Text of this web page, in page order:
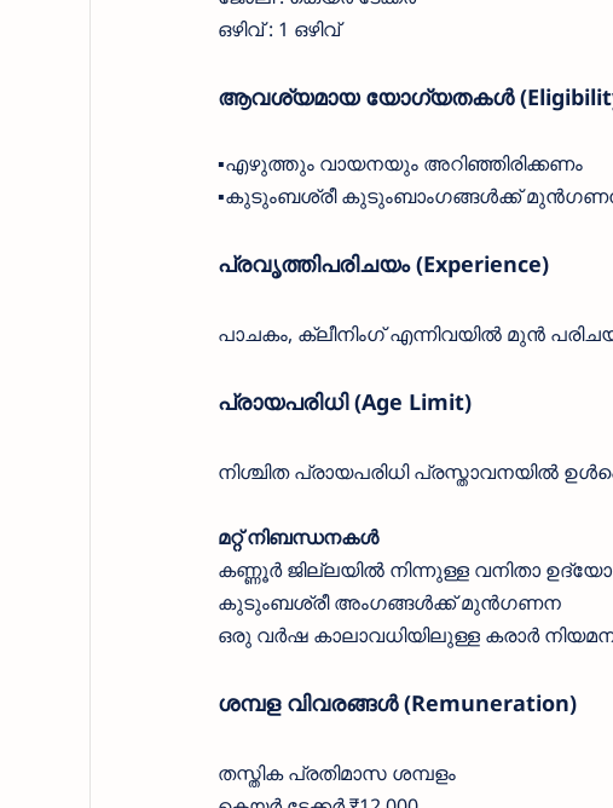
ഒഴിവ് : 1 ഒഴിവ്
ആവശ്യമായ യോഗ്യതകൾ (Eligibility
▪️എഴുത്തും വായനയും അറിഞ്ഞിരിക്കണം
▪️കുടുംബശ്രീ കുടുംബാംഗങ്ങൾക്ക്
പ്രവൃത്തിപരിചയം (Experience)
പാചകം, ക്ലീനിംഗ് എന്നിവയിൽ മുൻ
പ്രായപരിധി (Age Limit)
നിശ്ചിത പ്രായപരിധി പ്രസ്താവനയിൽ
മറ്റ് നിബന്ധനകൾ
കണ്ണൂർ ജില്ലയിൽ നിന്നുള്ള വനിതാ
കുടുംബശ്രീ അംഗങ്ങൾക്ക് മുൻഗണന
ഒരു വർഷ കാലാവധിയിലുള്ള കരാർ
ശമ്പള വിവരങ്ങൾ (Remuneration)
തസ്തിക പ്രതിമാസ ശമ്പളം